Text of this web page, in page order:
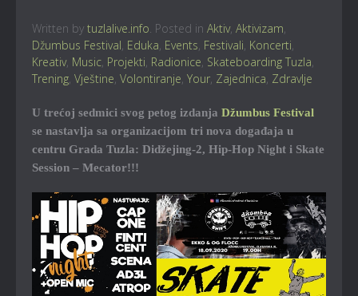
Written by tuzlalive.info. Posted in Aktiv, Aktivizam,
Džumbus Festival, Eduka, Events, Festivali, Koncerti,
Kreativ, Music, Projekti, Radionice, Skateboarding Tuzla,
Trening, Vještine, Volontiranje, Your, Zajednica, Zdravlje
U trećoj sedmici svog petog izdanja Džumbus Festival
se nastavlja sa organizacijom tri nova događaja u
centru Grada Tuzla: Didžejing-2, Hip-Hop Night i Skate
Session – Mecator!!!